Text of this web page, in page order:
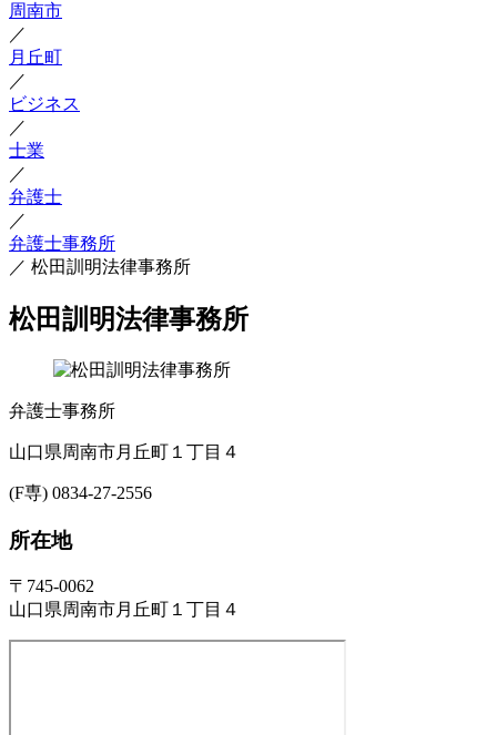
周南市
／
月丘町
／
ビジネス
／
士業
／
弁護士
／
弁護士事務所
／ 松田訓明法律事務所
松田訓明法律事務所
弁護士事務所
山口県周南市月丘町１丁目４
(F専) 0834-27-2556
所在地
〒745-0062
山口県周南市月丘町１丁目４